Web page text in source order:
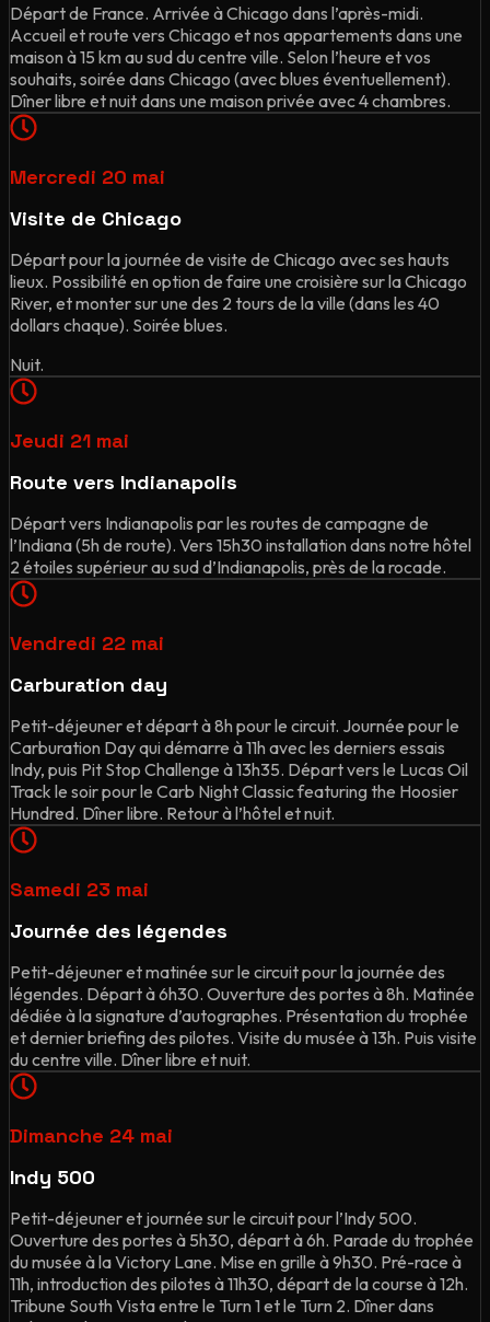
Départ de France. Arrivée à Chicago dans l’après-midi.
Accueil et route vers Chicago et nos appartements dans une
maison à 15 km au sud du centre ville. Selon l’heure et vos
souhaits, soirée dans Chicago (avec blues éventuellement).
Dîner libre et nuit dans une maison privée avec 4 chambres.
Mercredi 20 mai
Visite de Chicago
Départ pour la journée de visite de Chicago avec ses hauts
lieux. Possibilité en option de faire une croisière sur la Chicago
River, et monter sur une des 2 tours de la ville (dans les 40
dollars chaque). Soirée blues.
Nuit.
Jeudi 21 mai
Route vers Indianapolis
Départ vers Indianapolis par les routes de campagne de
l’Indiana (5h de route). Vers 15h30 installation dans notre hôtel
2 étoiles supérieur au sud d’Indianapolis, près de la rocade.
Vendredi 22 mai
Carburation day
Petit-déjeuner et départ à 8h pour le circuit. Journée pour le
Carburation Day qui démarre à 11h avec les derniers essais
Indy, puis Pit Stop Challenge à 13h35. Départ vers le Lucas Oil
Track le soir pour le Carb Night Classic featuring the Hoosier
Hundred. Dîner libre. Retour à l’hôtel et nuit.
Samedi 23 mai
Journée des légendes
Petit-déjeuner et matinée sur le circuit pour la journée des
légendes. Départ à 6h30. Ouverture des portes à 8h. Matinée
dédiée à la signature d’autographes. Présentation du trophée
et dernier briefing des pilotes. Visite du musée à 13h. Puis visite
du centre ville. Dîner libre et nuit.
Dimanche 24 mai
Indy 500
Petit-déjeuner et journée sur le circuit pour l’Indy 500.
Ouverture des portes à 5h30, départ à 6h. Parade du trophée
du musée à la Victory Lane. Mise en grille à 9h30. Pré-race à
11h, introduction des pilotes à 11h30, départ de la course à 12h.
Tribune South Vista entre le Turn 1 et le Turn 2. Dîner dans